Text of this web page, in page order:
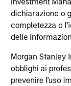
dichiarazione o
completezza o
delle
Morgan Stanley
obblighi ai
prevenire l’uso
ISIN:
Investment
Share Class: